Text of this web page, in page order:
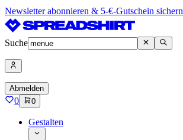
Newsletter abonnieren & 5-€-Gutschein sichern
Suche
Abmelden
0 0
Gestalten